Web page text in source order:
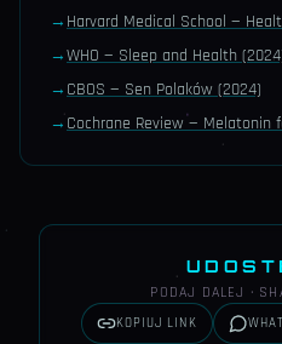
→ Harvard Medical School —
→WHO — Sleep and Health
→ CBOS — Sen Polaków (2024)
→ Cochrane Review — Melatonin
PODAJ DALEJ ·
KOPIUJ LINK